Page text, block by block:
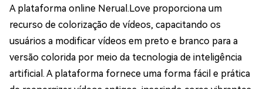
A plataforma online Nerual.Love proporciona um
recurso de colorização de vídeos, capacitando os
usuários a modificar vídeos em preto e branco para a
versão colorida por meio da tecnologia de inteligência
artificial. A plataforma fornece uma forma fácil e prática